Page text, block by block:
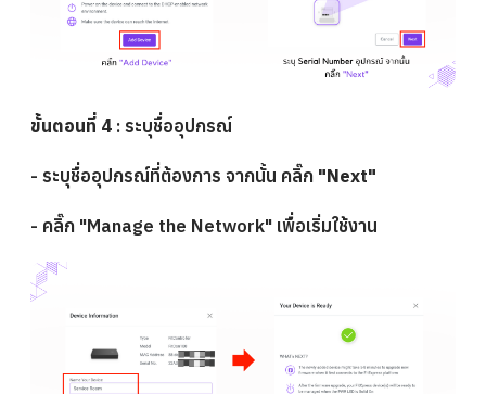
ขั้นตอนที่ 4 : ระบุชื่ออุปกรณ์
- ระบุชื่ออุปกรณ์ที่ต้องการ จากนั้น คลิ๊ก "Next"
- คลิ๊ก "Manage the Network" เพื่อเริ่มใช้งาน